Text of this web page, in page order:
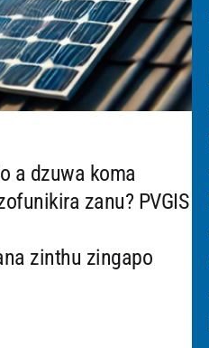
a dzuwa koma
zanu? PVGIS
zinthu zingapo